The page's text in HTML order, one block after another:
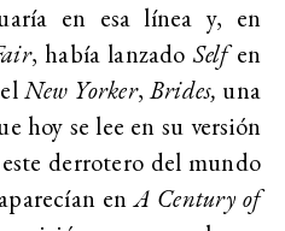
en esa línea y, en
, había lanzadoSelfen
New Yorker,Brides, una
hoy se lee en su versión
derrotero del mundo
enA Century of